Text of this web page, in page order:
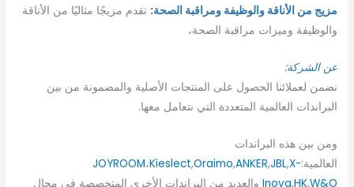
مزيج من الأناقة والوظيفة ومراقبة الصحة: ​​تقدم مزيجًا مثاليًا من الأناقة
والوظيفة وميزات مراقبة الصحة،
عن الشركة:
نضمن لعملائنا الحصول على المنتجات الأصلية والمضمونة من بين
البراندات العالمية المتعددة التي نتعامل معها.
ومن بين هذه البراندات
العالمية:
JOYROOM،Kieslect,Oraimo,ANKER,JBL,X-
Inova,HK,W&O
والعديد من البراندات الأخرى المتخصصة في مجال